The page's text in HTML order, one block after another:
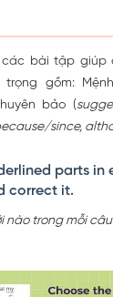
các bài tập
gồm:
bảo (
since,
parts in
correct it.
nào trong mỗi